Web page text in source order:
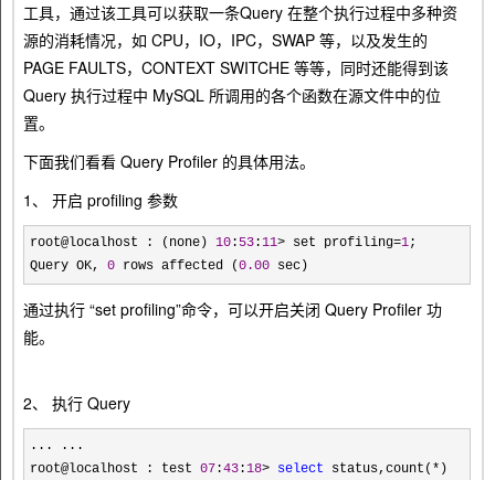
工具，通过该工具可以获取一条Query 在整个执行过程中多种资
源的消耗情况，如 CPU，IO，IPC，SWAP 等，以及发生的
PAGE FAULTS，CONTEXT SWITCHE 等等，同时还能得到该
Query 执行过程中 MySQL 所调用的各个函数在源文件中的位
置。
下面我们看看 Query Profiler 的具体用法。
1、 开启 profiling 参数
root@localhost : (none) 10 : 53 :11> set profiling=1;
Query OK, 0 rows affected (0.00 sec)
通过执行 “set profiling”命令，可以开启关闭 Query Profiler 功
能。
2、 执行 Query
... ...
root@localhost : test 07 :43 :18> select status,count(*